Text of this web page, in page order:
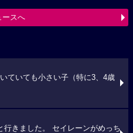
ースへ
ていても小さい子（特に3、4歳
きました。 セイレーンがめっち